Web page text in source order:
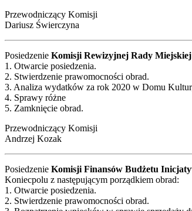
Przewodniczący Komisji
Dariusz Świerczyna
Posiedzenie Komisji Rewizyjnej Rady
1. Otwarcie posiedzenia.
2. Stwierdzenie prawomocności obrad.
3. Analiza wydatków za rok 2020 w Domu
4. Sprawy różne
5. Zamknięcie obrad.
Przewodniczący Komisji
Andrzej Kozak
Posiedzenie Komisji Finansów Budżetu
Koniecpolu z następującym porządkiem obrad:
1. Otwarcie posiedzenia.
2. Stwierdzenie prawomocności obrad.